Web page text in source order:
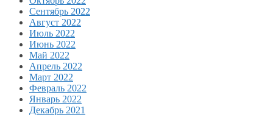
Сентябрь 2022
Август 2022
Июль 2022
Июнь 2022
Май 2022
Апрель 2022
Март 2022
Февраль 2022
Январь 2022
Декабрь 2021